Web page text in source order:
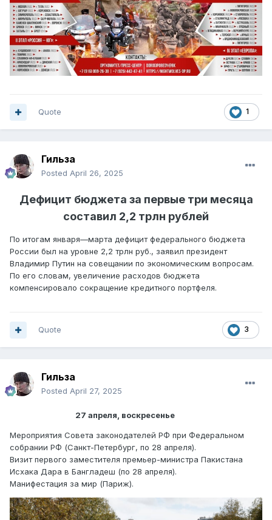
1
Quote
Гильза
Posted April 26, 2025
Дефицит бюджета за первые три месяца
составил 2,2 трлн рублей
По итогам января—марта дефицит федерального бюджета
России был на уровне 2,2 трлн руб., заявил президент
Владимир Путин на совещании по экономическим вопросам.
По его словам, увеличение расходов бюджета
компенсировало сокращение кредитного портфеля.
3
Quote
Гильза
Posted April 27, 2025
27 апреля, воскресенье
Мероприятия Совета законодателей РФ при Федеральном
собрании РФ (Санкт-Петербург, по 28 апреля).
Визит первого заместителя премьер-министра Пакистана
Исхака Дара в Бангладеш (по 28 апреля).
Манифестация за мир (Париж).